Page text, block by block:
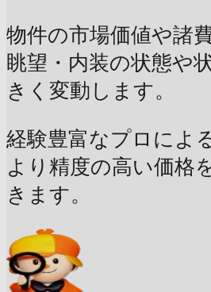
物件の市場価値や諸
眺望・内装の状態や
きく変動します。
経験豊富なプロによ
より精度の高い価格
きます。